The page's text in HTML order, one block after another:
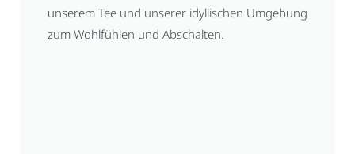
unserem Tee und unserer idyllischen Umgebung
zum Wohlfühlen und Abschalten.